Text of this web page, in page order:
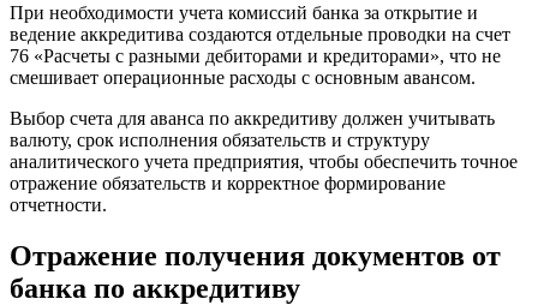
При необходимости учета комиссий банка за открытие и
ведение аккредитива создаются отдельные проводки на счет
76 «Расчеты с разными дебиторами и кредиторами», что не
смешивает операционные расходы с основным авансом.
Выбор счета для аванса по аккредитиву должен учитывать
валюту, срок исполнения обязательств и структуру
аналитического учета предприятия, чтобы обеспечить точное
отражение обязательств и корректное формирование
отчетности.
Отражение получения документов от
банка по аккредитиву